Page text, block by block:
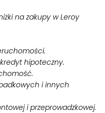
na zakupy w Leroy
hipoteczny.
i innych
i przeprowadzkowej.